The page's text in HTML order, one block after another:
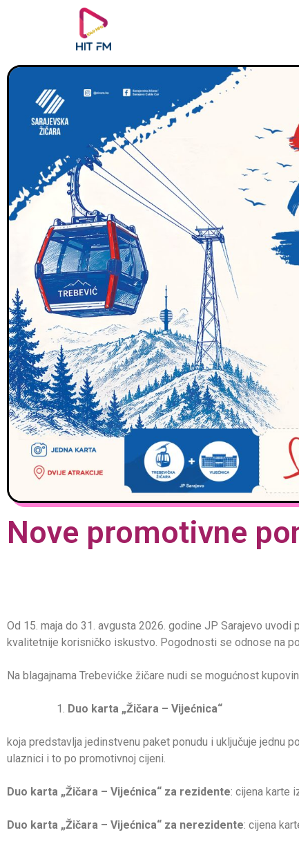
Nove promotivne
Od 15. maja do 31. avgusta 2026. godine JP Sarajevo
kvalitetnije korisničko iskustvo. Pogodnosti se odnose na
Na blagajnama Trebevićke žičare nudi se mogućnost
Duo karta „Žičara – Vijećnica“
koja predstavlja jedinstvenu paket ponudu i uključuje jednu
ulaznici i to po promotivnoj cijeni.
Duo karta „Žičara – Vijećnica“ za rezidente: cijena karte
Duo karta „Žičara – Vijećnica“ za nerezidente: cijena